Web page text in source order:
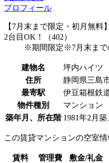
プロフィール
【7月末まで限定・初月無
2台目OK！（402）
※期間限定※7月末まで
建物名
坪内ハイツ
住所
静岡県三島
最寄駅
伊豆箱根鉄
物件種別
マンション
築年月、所在階 1981年2月
この賃貸マンションの空室情
賃料 管理費 敷金/礼金